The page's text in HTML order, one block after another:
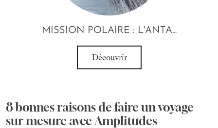
MISSION POLAIRE : L'ANTA...
Découvrir
8 bonnes raisons de faire un voyage
sur mesure avec Amplitudes